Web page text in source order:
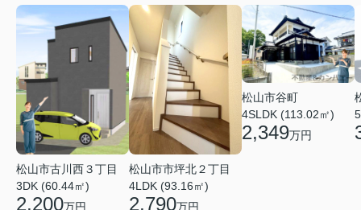
松山市古川西３丁目
3DK (60.44㎡)
2,200万円
松山市市坪北２丁目
4LDK (93.16㎡)
2,790万円
松山市谷町
4SLDK (113.02㎡)
2,349万円